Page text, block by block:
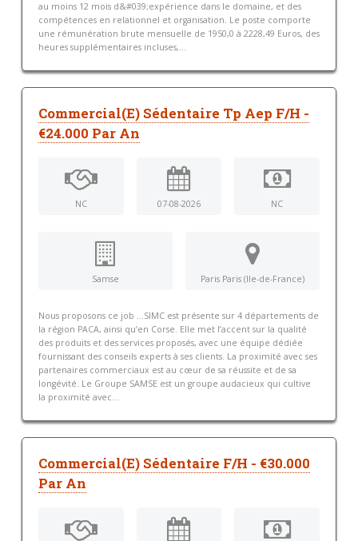
au moins 12 mois d&#039;expérience dans le domaine, et des
compétences en relationnel et organisation. Le poste comporte
une rémunération brute mensuelle de 1950,0 à 2228,49 Euros, des
heures supplémentaires incluses,...
Commercial(E) Sédentaire Tp Aep F/H -
€24.000 Par An
NC 07-08-2026 NC
Samse Paris Paris (Ile-de-France)
Nous proposons ce job …SIMC est présente sur 4 départements de
la région PACA, ainsi qu’en Corse. Elle met l’accent sur la qualité
des produits et des services proposés, avec une équipe dédiée
fournissant des conseils experts à ses clients. La proximité avec ses
partenaires commerciaux est au cœur de sa réussite et de sa
longévité. Le Groupe SAMSE est un groupe audacieux qui cultive
la proximité avec...
Commercial(E) Sédentaire F/H - €30.000
Par An